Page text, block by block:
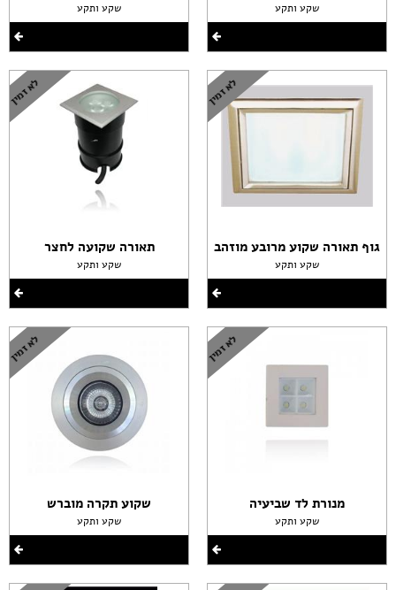
שקע ותקע שקע ותקע
גוף תאורה שקוע מרובע מוזהב
שקע ותקע
מנורת לד שביעיה
שקע ותקע
תאורה שקועה לחצר
שקע ותקע
שקוע תקרה מוברש
שקע ותקע